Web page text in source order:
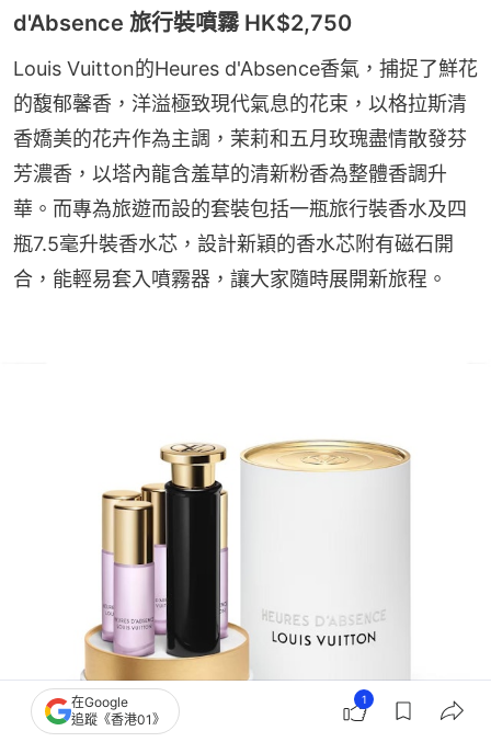
d'Absence 旅行裝噴霧 HK$2,750
Louis Vuitton的Heures d'Absence香氣，捕捉了鮮花
的馥郁馨香，洋溢極致現代氣息的花束，以格拉斯清
香嬌美的花卉作為主調，茉莉和五月玫瑰盡情散發芬
芳濃香，以塔內龍含羞草的清新粉香為整體香調升
華。而專為旅遊而設的套裝包括一瓶旅行裝香水及四
瓶7.5毫升裝香水芯，設計新穎的香水芯附有磁石開
合，能輕易套入噴霧器，讓大家隨時展開新旅程。
在Google
追蹤《香港01》
1